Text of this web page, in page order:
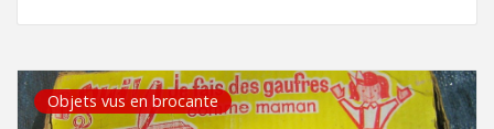
Objets vus en brocante